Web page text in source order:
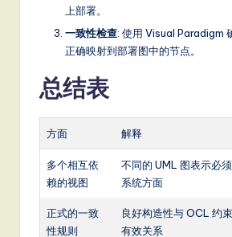
上部署。
一致性检查: 使用 Visual Paradigm
正确映射到部署图中的节点。
总结表
方面 解释
多个相互依
赖的视图
不同的 UML 图表示必
系统方面
正式的一致
性规则
良好构造性与 OCL 约
有效关系